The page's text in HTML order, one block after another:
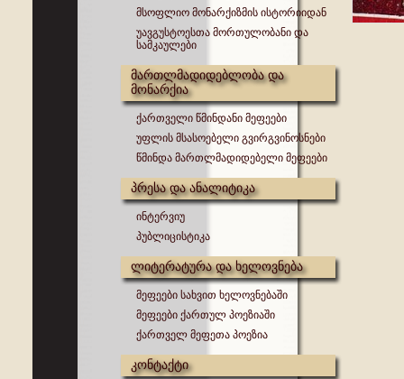
მსოფლიო მონარქიზმის ისტორიიდან
უავგუსტოესთა მორთულობანი და
სამკაულები
მართლმადიდებლობა და
მონარქია
ქართველი წმინდანი მეფეები
უფლის მსასოებელი გვირგვინოსნები
წმინდა მართლმადიდებელი მეფეები
პრესა და ანალიტიკა
ინტერვიუ
პუბლიცისტიკა
ლიტერატურა და ხელოვნება
მეფეები სახვით ხელოვნებაში
მეფეები ქართულ პოეზიაში
ქართველ მეფეთა პოეზია
კონტაქტი